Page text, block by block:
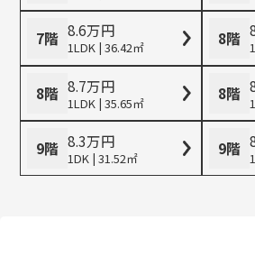
7階 8.6万円
1LDK | 36.42㎡ 8階
8階 8.7万円
1LDK | 35.65㎡ 8階
9階 8.3万円
1DK | 31.52㎡ 9階